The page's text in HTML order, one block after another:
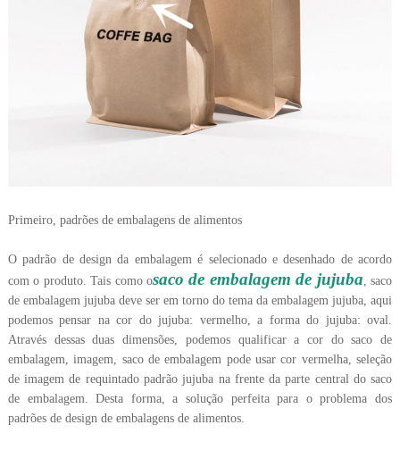
Primeiro, padrões de embalagens de alimentos
O padrão de design da embalagem é selecionado e desenhado de acordo
com o produto. Tais como osaco de embalagem de jujuba, saco
de embalagem jujuba deve ser em torno do tema da embalagem jujuba, aqui
podemos pensar na cor do jujuba: vermelho, a forma do jujuba: oval.
Através dessas duas dimensões, podemos qualificar a cor do saco de
embalagem, imagem, saco de embalagem pode usar cor vermelha, seleção
de imagem de requintado padrão jujuba na frente da parte central do saco
de embalagem. Desta forma, a solução perfeita para o problema dos
padrões de design de embalagens de alimentos.